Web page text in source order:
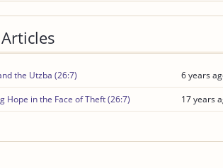
the Utzba (26:7) 6 years
Hope in the Face of Theft (26:7)
17 years